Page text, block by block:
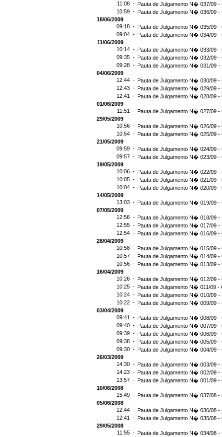
11:08 - Pauta de Julgamento N� 037/09 -
10:59 - Pauta de Julgamento N� 036/09 -
18/06/2009
09:18 - Pauta de Julgamento N� 035/09 -
09:04 - Pauta de Julgamento N� 034/09 -
11/06/2009
10:14 - Pauta de Julgamento N� 033/09 -
09:35 - Pauta de Julgamento N� 032/09 -
09:28 - Pauta de Julgamento N� 031/09 -
04/06/2009
12:44 - Pauta de Julgamento N� 030/09 -
12:43 - Pauta de Julgamento N� 029/09 -
12:41 - Pauta de Julgamento N� 028/09 -
01/06/2009
11:51 - Pauta de Julgamento N� 027/09 -
29/05/2009
10:56 - Pauta de Julgamento N� 026/09 -
10:54 - Pauta de Julgamento N� 025/09 -
21/05/2009
09:59 - Pauta de Julgamento N� 024/09 -
09:57 - Pauta de Julgamento N� 023/09 -
19/05/2009
10:06 - Pauta de Julgamento N� 022/09 -
10:05 - Pauta de Julgamento N� 021/09 -
10:04 - Pauta de Julgamento N� 020/09 -
14/05/2009
13:03 - Pauta de Julgamento N� 019/09 -
07/05/2009
12:56 - Pauta de Julgamento N� 018/09 -
12:55 - Pauta de Julgamento N� 017/09 -
12:54 - Pauta de Julgamento N� 016/09 -
28/04/2009
10:58 - Pauta de Julgamento N� 015/09 -
10:57 - Pauta de Julgamento N� 014/09 -
10:56 - Pauta de Julgamento N� 013/09 -
16/04/2009
10:26 - Pauta de Julgamento N� 012/09 -
10:25 - Pauta de Julgamento N� 011/09 -
10:24 - Pauta de Julgamento N� 010/09 -
10:22 - Pauta de Julgamento N� 009/09 -
03/04/2009
09:41 - Pauta de Julgamento N� 008/09 -
09:40 - Pauta de Julgamento N� 007/09 -
09:39 - Pauta de Julgamento N� 006/09 -
09:38 - Pauta de Julgamento N� 005/09 -
09:30 - Pauta de Julgamento N� 004/09 -
26/03/2009
14:30 - Pauta de Julgamento N� 003/09 -
14:23 - Pauta de Julgamento N� 002/09 -
13:57 - Pauta de Julgamento N� 001/09 -
10/06/2008
15:49 - Pauta de Julgamento N� 037/08 -
05/06/2008
12:44 - Pauta de Julgamento N� 036/08 -
12:41 - Pauta de Julgamento N� 035/08 -
29/05/2008
11:55 - Pauta de Julgamento N� 034/08 -